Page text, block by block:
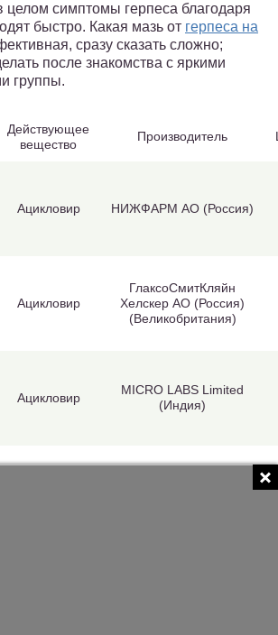
целом симптомы герпеса благодаря
быстро. Какая мазь от герпеса на
сразу сказать сложно;
после знакомства с яркими
группы.
Действующее
вещество
Производитель
Ацикловир НИЖФАРМ АО (Россия)
Ацикловир
ГлаксоСмитКляйн
Хелскер АО (Россия)
(Великобритания)
Ацикловир
MICRO LABS Limited
(Индия)